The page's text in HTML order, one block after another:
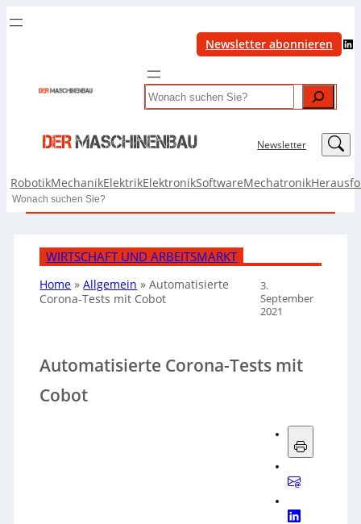
Newsletter abonnieren LinkedIn
Search
Newsletter LinkedIn
RobotikMechanikElektrikElektronikSoftwareMechatronik
Search
WIRTSCHAFT UND ARBEITSMARKT
Home »Allgemein »Automatisierte
Corona-Tests mit Cobot
3.
September
2021
Automatisierte Corona-Tests mit
Cobot